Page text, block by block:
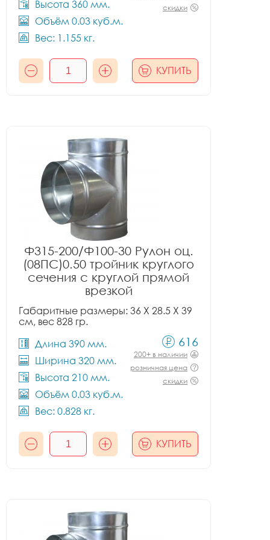
Высота 360 мм.
Объём 0.03 куб.м.
Вес: 1.155 кг.
скидки
КУПИТЬ
Ф315-200/Ф100-30 Рулон оц.
(08ПС)0.50 тройник круглого
сечения с круглой прямой
врезкой
Габаритные размеры: 36 X 28.5 X 39
см, вес 828 гр.
Длина 390 мм.
Ширина 320 мм.
Высота 210 мм.
Объём 0.03 куб.м.
Вес: 0.828 кг.
616
200+ в наличии
розничная цена
скидки
КУПИТЬ